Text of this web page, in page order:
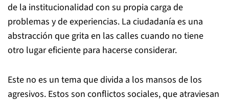
de la institucionalidad con su propia carga de
problemas y de experiencias. La ciudadanía es una
abstracción que grita en las calles cuando no tiene
otro lugar eficiente para hacerse considerar.
Este no es un tema que divida a los mansos de los
agresivos. Estos son conflictos sociales, que atraviesan